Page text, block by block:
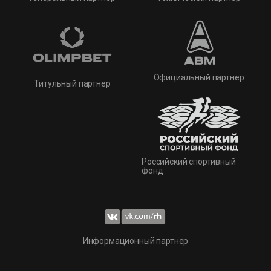
Титульный партнер
Официальный партнер
Российский спортивный
фонд
Информационный партнер